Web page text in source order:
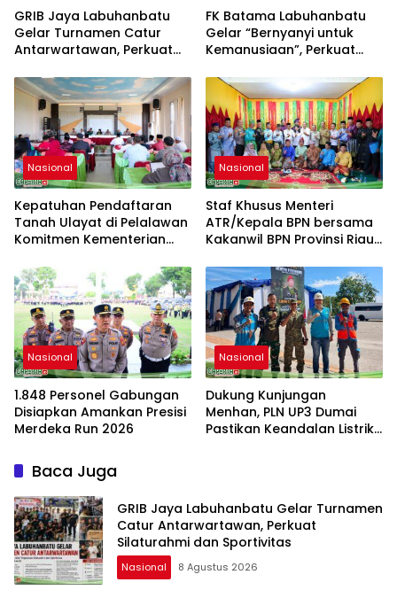
GRIB Jaya Labuhanbatu
Gelar Turnamen Catur
Antarwartawan, Perkuat
FK Batama Labuhanbatu
Gelar “Bernyanyi untuk
Kemanusiaan”, Perkuat
Sosial
Nasional
Kepatuhan Pendaftaran
Tanah Ulayat di Pelalawan
Komitmen Kementerian
Nasional
Staf Khusus Menteri
ATR/Kepala BPN bersama
Kakanwil BPN Provinsi Riau
Pendaftaran Tanah Ulayat
Nasional
1.848 Personel Gabungan
Disiapkan Amankan Presisi
Merdeka Run 2026
Nasional
Dukung Kunjungan
Menhan, PLN UP3 Dumai
Pastikan Keandalan Listrik
Baca Juga
GRIB Jaya Labuhanbatu Gelar Turnamen
Catur Antarwartawan, Perkuat
Silaturahmi dan Sportivitas
Nasional 8 Agustus 2026